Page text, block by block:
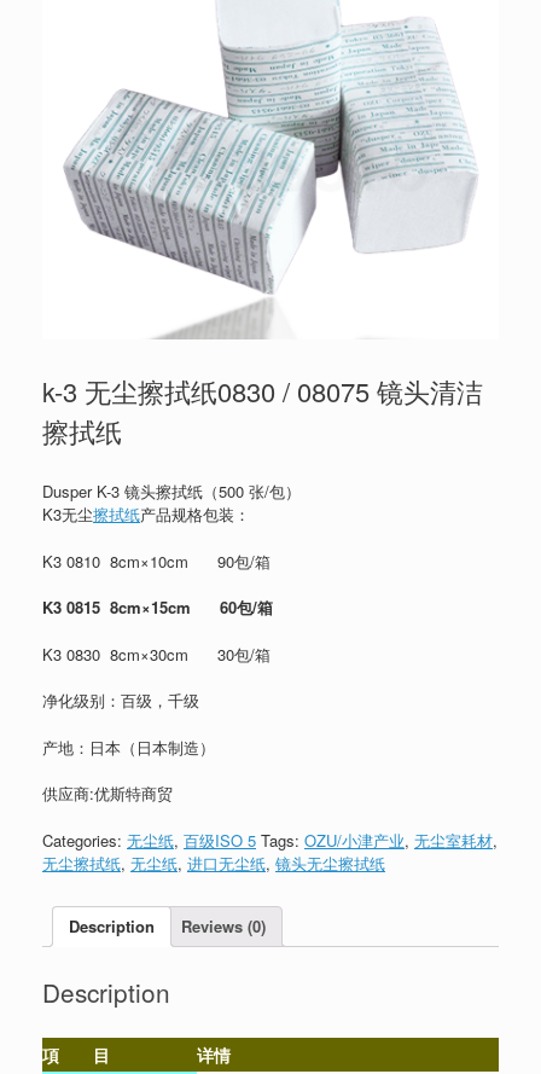
k-3 无尘擦拭纸0830 / 08075 镜头清洁
擦拭纸
Dusper K-3 镜头擦拭纸（500 张/包）
K3无尘擦拭纸产品规格包装：
K3 0810 8cm×10cm 90包/箱
K3 0815 8cm×15cm 60包/箱
K3 0830 8cm×30cm 30包/箱
净化级别：百级，千级
产地：日本（日本制造）
供应商:优斯特商贸
Categories: 无尘纸, 百级ISO 5 Tags: OZU/小津产业, 无尘室耗材,
无尘擦拭纸, 无尘纸, 进口无尘纸, 镜头无尘擦拭纸
Description Reviews (0)
Description
項 目
详情